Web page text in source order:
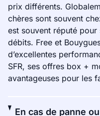
prix différents.
chères sont souvent
est souvent réputé pour
débits. Free et
d’excellentes
SFR, ses offres box +
avantageuses pour les
En cas de panne